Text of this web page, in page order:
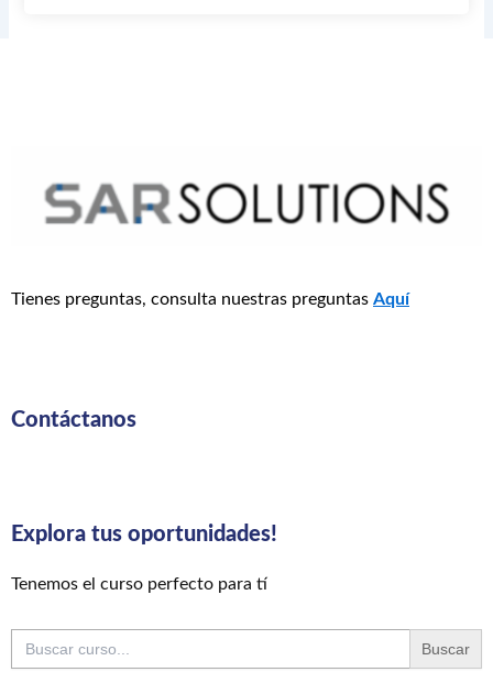
Tienes preguntas, consulta nuestras preguntas Aquí
Contáctanos
Explora tus oportunidades!
Tenemos el curso perfecto para tí
Buscar: